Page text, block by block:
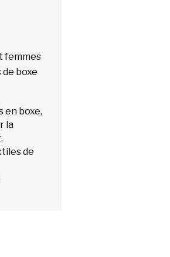
femmes
boxe
en boxe,
la
de